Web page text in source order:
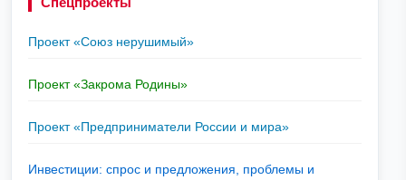
Проект «Союз нерушимый»
Проект «Закрома Родины»
Проект «Предприниматели России и мира»
Инвестиции: спрос и предложения, проблемы и